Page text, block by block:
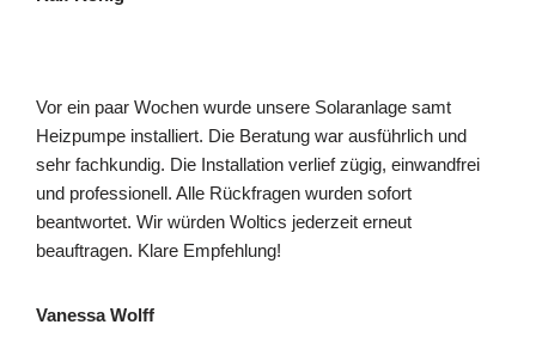
Vor ein paar Wochen wurde unsere Solaranlage samt
Heizpumpe installiert. Die Beratung war ausführlich und
sehr fachkundig. Die Installation verlief zügig, einwandfrei
und professionell. Alle Rückfragen wurden sofort
beantwortet. Wir würden Woltics jederzeit erneut
beauftragen. Klare Empfehlung!
Vanessa Wolff